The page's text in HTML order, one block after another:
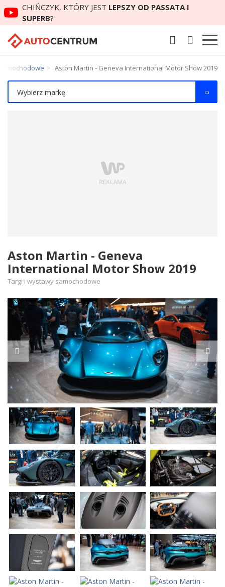
CHIŃCZYK, KTÓRY JEST LEPSZY OD PASSATA I
SUPERB?
Aston Martin - Geneva International Motor Show 2019
Aston Martin - Geneva
International Motor Show 2019
Targi i wystawy samochodowe
Wybierz markę